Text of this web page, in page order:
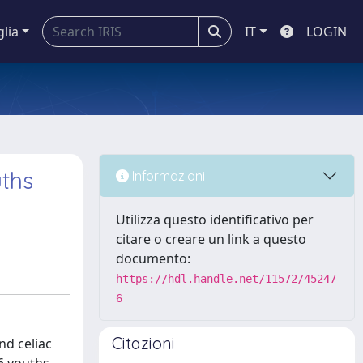
IT LOGIN
celiac
Informazioni
Utilizza questo identificativo per
citare o creare un link a questo
documento:
https://hdl.handle.net/11572/45247
6
Citazioni